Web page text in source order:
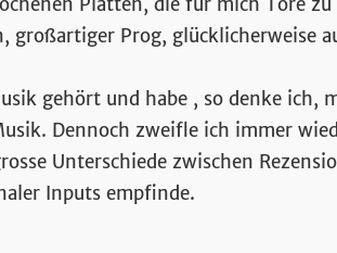
großartiger Prog, glücklicherweise
gehört und habe , so denke ich,
Dennoch zweifle ich immer
Unterschiede zwischen
Inputs empfinde.